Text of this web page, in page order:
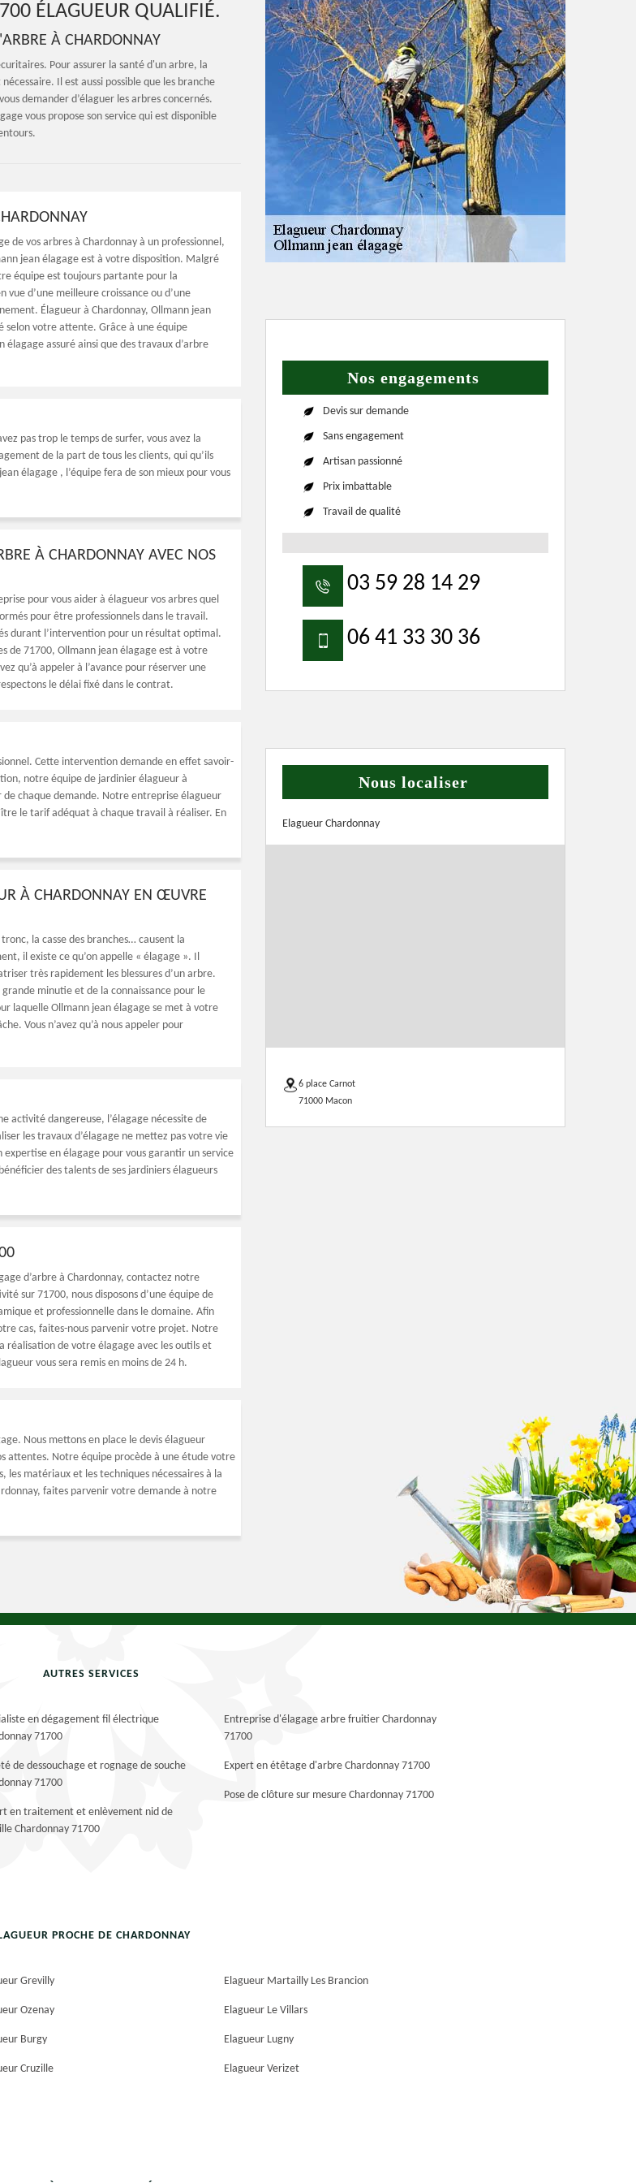
ÉLAGUEUR QUALIFIÉ.
À CHARDONNAY
Pour assurer la santé d'un arbre, la
Il est aussi possible que les branche
demander d’élaguer les arbres concernés.
vous propose son service qui est disponible
de vos arbres à Chardonnay à un professionnel,
jean élagage est à votre disposition. Malgré
équipe est toujours partante pour la
vue d’une meilleure croissance ou d’une
Élagueur à Chardonnay, Ollmann jean
selon votre attente. Grâce à une équipe
assuré ainsi que des travaux d’arbre
pas trop le temps de surfer, vous avez la
de la part de tous les clients, qui qu’ils
élagage , l’équipe fera de son mieux pour vous
À CHARDONNAY AVEC NOS
pour vous aider à élagueur vos arbres quel
pour être professionnels dans le travail.
durant l’intervention pour un résultat optimal.
de 71700, Ollmann jean élagage est à votre
qu’à appeler à l’avance pour réserver une
le délai fixé dans le contrat.
Cette intervention demande en effet savoir-
notre équipe de jardinier élagueur à
chaque demande. Notre entreprise élagueur
le tarif adéquat à chaque travail à réaliser. En
À CHARDONNAY EN ŒUVRE
la casse des branches… causent la
il existe ce qu’on appelle « élagage ». Il
très rapidement les blessures d’un arbre.
minutie et de la connaissance pour le
laquelle Ollmann jean élagage se met à votre
Vous n’avez qu’à nous appeler pour
activité dangereuse, l’élagage nécessite de
les travaux d’élagage ne mettez pas votre vie
en élagage pour vous garantir un service
des talents de ses jardiniers élagueurs
d’arbre à Chardonnay, contactez notre
sur 71700, nous disposons d’une équipe de
et professionnelle dans le domaine. Afin
cas, faites-nous parvenir votre projet. Notre
réalisation de votre élagage avec les outils et
vous sera remis en moins de 24 h.
Nous mettons en place le devis élagueur
attentes. Notre équipe procède à une étude votre
les matériaux et les techniques nécessaires à la
faites parvenir votre demande à notre
Nos engagements
Devis sur demande
Sans engagement
Artisan passionné
Prix imbattable
Travail de qualité
03 59 28 14 29
06 41 33 30 36
Nous localiser
Elagueur Chardonnay
6 place Carnot
71000 Macon
AUTRES SERVICES
en dégagement fil électrique
71700
de dessouchage et rognage de souche
71700
en traitement et enlèvement nid de
Chardonnay 71700
Entreprise d'élagage arbre fruitier Chardonnay
71700
Expert en étêtage d'arbre Chardonnay 71700
Pose de clôture sur mesure Chardonnay 71700
PROCHE DE CHARDONNAY
Grevilly
Ozenay
Burgy
Cruzille
Elagueur Martailly Les Brancion
Elagueur Le Villars
Elagueur Lugny
Elagueur Verizet